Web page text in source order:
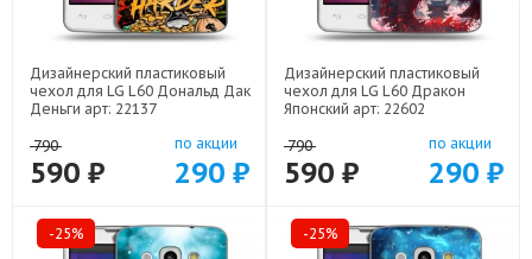
Дизайнерский пластиковый
чехол для LG L60 Дональд Дак
Деньги арт: 22137
790
590 ₽
по акции
290 ₽
Дизайнерский пластиковый
чехол для LG L60 Дракон
Японский арт: 22602
790
590 ₽
по акции
290 ₽
-25% -25%